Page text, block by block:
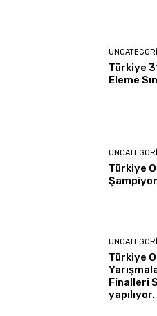
Türkiye
Eleme
Türkiye
Türkiye
Finalleri
yapılıyor.